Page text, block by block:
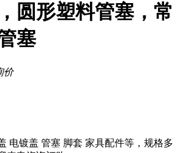
圆形塑料管塞，常
塞
价
电镀盖 管塞 脚套 家具配件等，规格多